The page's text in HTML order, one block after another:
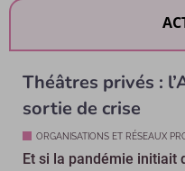
Théâtres privés :
sortie de crise
ORGANISATIONS ET RÉSEAUX
Et si la pandémie initiait